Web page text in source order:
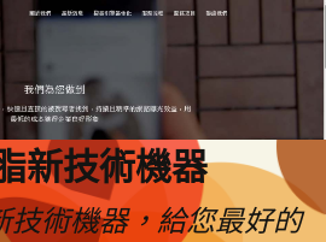
新技術機器
技術機器，給您最好的